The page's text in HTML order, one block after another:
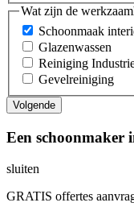
Wat zijn de
Schoonmaak
Glazenwassen
Reiniging
Gevelreiniging
Een schoonmaker
sluiten
GRATIS offertes